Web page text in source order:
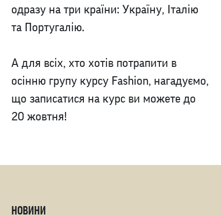
одразу на три країни: Україну, Італію
та Португалію.
А для всіх, хто хотів потрапити в
осінню групу курсу Fashion, нагадуємо,
що записатися на курс ви можете до
20 жовтня!
НОВИНИ